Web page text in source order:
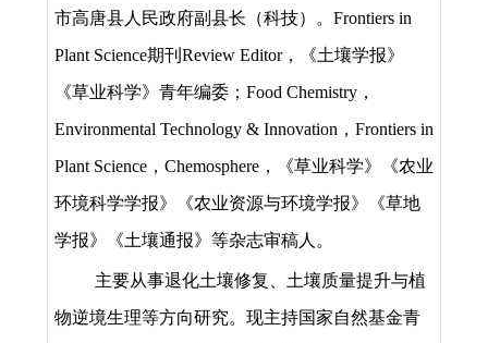
市高唐县人民政府副县长（科技）。 Frontiers in
Plant Science期刊 Review Editor，《土壤学报》
《草业科学》 青年编委； Food Chemistry，
Environmental Technology & Innovation ， Frontiers in
Plant Science， Chemosphere，《草业科学》《农业
环境科学学报》《农业资源与环境学报》《草地
学报》《土壤通报》等杂志审稿人。
主要从事退化土壤修复、土壤质量提升与植
物逆境生理等方向研究。现主持国家自然基金青